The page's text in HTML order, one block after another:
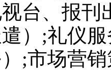
台、报
遣）;礼仪
;市场营